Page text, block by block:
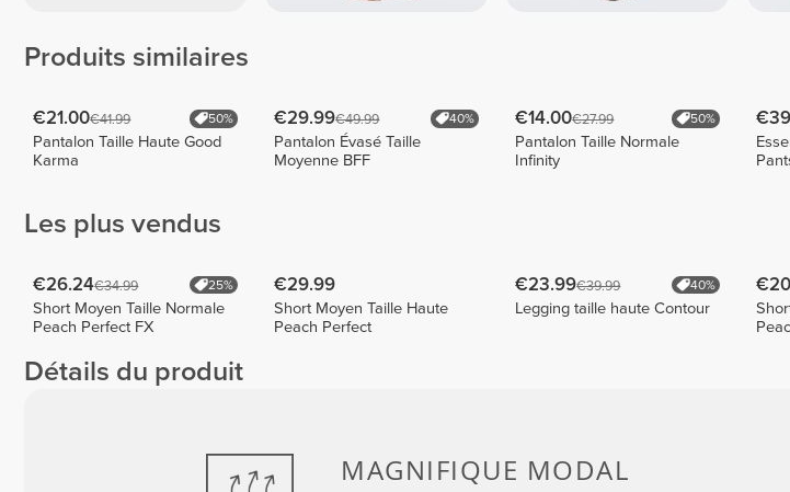
Produits similaires
€21.00€41.99 50%
Pantalon Taille Haute Good
Karma
€29.99€49.99 40%
Pantalon Évasé Taille
Moyenne BFF
€14.00€27.99 50%
Pantalon Taille Normale
Infinity
Les plus vendus
€26.24€34.99 25%
Short Moyen Taille Normale
Peach Perfect FX
€29.99
Short Moyen Taille Haute
Peach Perfect
€23.99€39.99 40%
Legging taille haute Contour
Détails du produit
MAGNIFIQUE MODAL